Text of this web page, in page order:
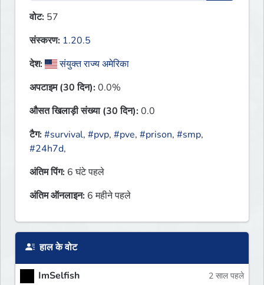
वोट: 57
संस्करण: 1.20.5
देश:
संयुक्त राज्य अमेरिका
अपटाइम (30 दिन):0.0%
औसत खिलाड़ी संख्या (30 दिन):0.0
टैग:#survival, #pvp, #pve, #prison, #smp,
#24h7d,
अंतिम पिंग: 6 घंटे पहले
अंतिम ऑनलाइन: 6 महीने पहले
हाल के वोट
ImSelfish 2 साल पहले